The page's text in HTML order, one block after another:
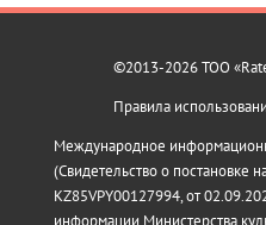
©2013-2026 ТОО
Правила
Международное
(Свидетельство о постановке
KZ85VPY00127994, от
информации Министерства